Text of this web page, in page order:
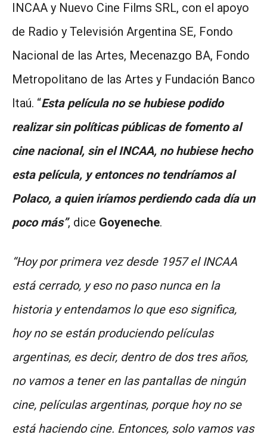
INCAA y Nuevo Cine Films SRL, con el apoyo
de Radio y Televisión Argentina SE, Fondo
Nacional de las Artes, Mecenazgo BA, Fondo
Metropolitano de las Artes y Fundación Banco
Itaú. “Esta película no se hubiese podido
realizar sin políticas públicas de fomento al
cine nacional, sin el INCAA, no hubiese hecho
esta película, y entonces no tendríamos al
Polaco, a quien iríamos perdiendo cada día un
poco más”, dice Goyeneche.
“Hoy por primera vez desde 1957 el INCAA
está cerrado, y eso no paso nunca en la
historia y entendamos lo que eso significa,
hoy no se están produciendo películas
argentinas, es decir, dentro de dos tres años,
no vamos a tener en las pantallas de ningún
cine, películas argentinas, porque hoy no se
está haciendo cine. Entonces, solo vamos vas